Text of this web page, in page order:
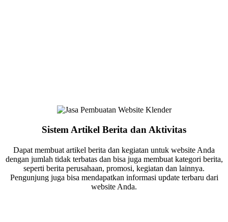
Sistem Artikel Berita dan Aktivitas
Dapat membuat artikel berita dan kegiatan untuk website Anda
dengan jumlah tidak terbatas dan bisa juga membuat kategori berita,
seperti berita perusahaan, promosi, kegiatan dan lainnya.
Pengunjung juga bisa mendapatkan informasi update terbaru dari
website Anda.